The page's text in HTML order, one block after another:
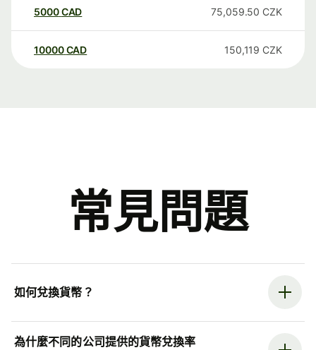
5000CAD 75,059.50 CZK
10000 CAD 150,119 CZK
常見問題
如何兌換貨幣？
為什麼不同的公司提供的貨幣兌換率